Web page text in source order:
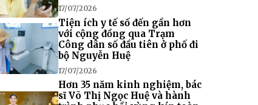
17/07/2026
Tiện ích y tế số đến gần hơn
với cộng đồng qua Trạm
Công dân số đầu tiên ở phố đi
bộ Nguyễn Huệ
17/07/2026
Hơn 35 năm kinh nghiệm, bác
sĩ Võ Thị Ngọc Huệ và hành